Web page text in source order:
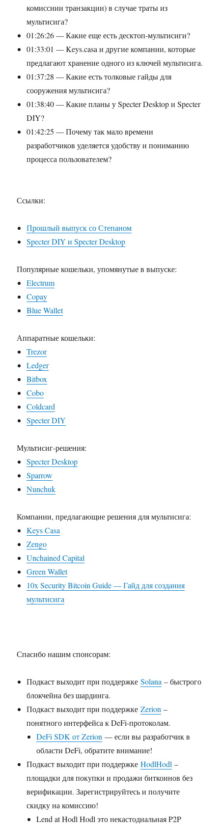
комиссиии транзакции) в случае траты из
мультисига?
01:26:26 — Какие еще есть десктоп-мультисиги?
01:33:01 — Keys.casa и другие компании, которые
предлагают хранение одного из ключей мультисига.
01:37:28 — Какие есть толковые гайды для
сооружения мультисига?
01:38:40 — Какие планы у Specter Desktop и Specter
DIY?
01:42:25 — Почему так мало времени
разработчиков уделяется удобству и пониманию
процесса пользователем?
Ссылки:
Прошлый выпуск со Степаном
Specter DIY и Specter Desktop
Популярные кошельки, упомянутые в выпуске:
Electrum
Copay
Blue Wallet
Аппаратные кошельки:
Trezor
Ledger
Bitbox
Cobo
Coldcard
Specter DIY
Мультисиг-решения:
Specter Desktop
Sparrow
Nunchuk
Компании, предлагающие решения для мультисига:
Keys Casa
Zengo
Unchained Capital
Green Wallet
10x Security Bitcoin Guide — Гайд для создания
мультисига
Спасибо нашим спонсорам:
Подкаст выходит при поддержкеSolana – быстрого
блокчейна без шардинга.
Подкаст выходит при поддержкеZerion –
понятного интерфейса к DeFi-протоколам.
DeFi SDK от Zerion — если вы разработчик в
области DeFi, обратите внимание!
Подкаст выходит при поддержкеHodlHodl –
площадки для покупки и продажи биткоинов без
верификации. Зарегистрируйтесь и получите
скидку на комиссию!
Lend at Hodl Hodl это некастодиальная P2P